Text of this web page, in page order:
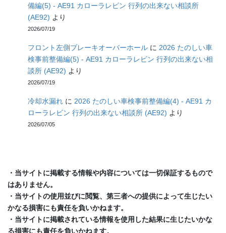
備編(5) - AE91 カローラレビン 行列の出来ない相談所
(AE92) より
2026/07/19
フロント左側ブレーキオーバーホール に 2026 たのしい車
検事前整備編(5) - AE91 カローラレビン 行列の出来ない相
談所 (AE92) より
2026/07/19
冷却水漏れ に 2026 たのしい車検事前整備編(4) - AE91 カ
ローラレビン 行列の出来ない相談所 (AE92) より
2026/07/05
・当サイトに掲載する情報や内容については一切保証するもので
はありません。
・当サイトの使用並びに閲覧、第三者への提供によって生じたい
かなる損害にも責任を負いかねます。
・当サイトに掲載されている情報を使用した結果に生じたいかな
る損害にも責任を負いかねます。